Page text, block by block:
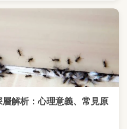
解析：心理意義、常見原